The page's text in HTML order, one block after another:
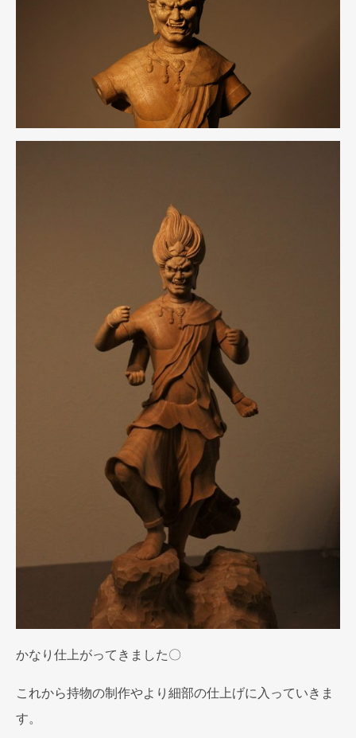
かなり仕上がってきました〇
これから持物の制作やより細部の仕上げに入っていきま
す。